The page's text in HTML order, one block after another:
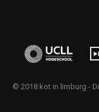
© 2018 kot in limburg -